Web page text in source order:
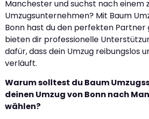
Manchester und suchst nach einem
Umzugsunternehmen? Mit Baum
Bonn hast du den perfekten Partner
bieten dir professionelle
dafür, dass dein Umzug reibungslos
verläuft.
Warum solltest du Baum
deinen Umzug von Bonn nach
wählen?